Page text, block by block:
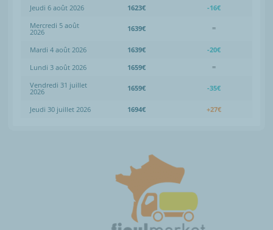
Jeudi 6 août 2026 1623€
-16€
Mercredi 5 août
2026 1639€ =
Mardi 4 août 2026 1639€
-20€
Lundi 3 août 2026
1659€
=
Vendredi 31 juillet
2026 1659€ -35€
Jeudi 30 juillet 2026 1694€ +27€